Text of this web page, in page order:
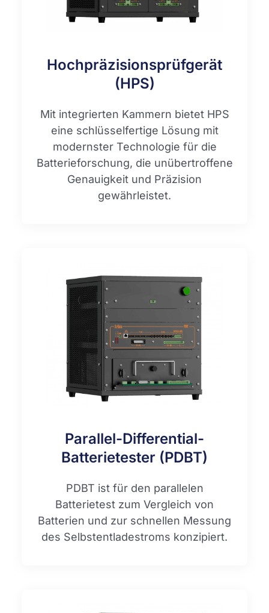
Hochpräzisionsprüfgerät
(HPS)
Mit integrierten Kammern bietet HPS
eine schlüsselfertige Lösung mit
modernster Technologie für die
Batterieforschung, die unübertroffene
Genauigkeit und Präzision
gewährleistet.
Parallel-Differential-
Batterietester (PDBT)
PDBT ist für den parallelen
Batterietest zum Vergleich von
Batterien und zur schnellen Messung
des Selbstentladestroms konzipiert.